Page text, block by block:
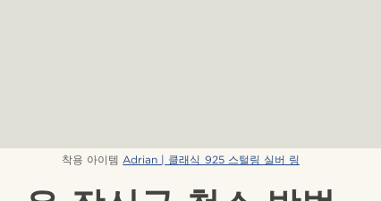
착용 아이템 Adrian | 클래식 925 스털링 실버 링